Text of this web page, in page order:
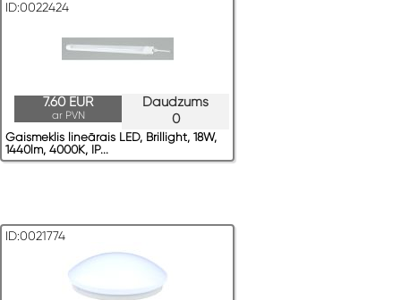
ID:0022424
Daudzums
0
7.60 EUR
ar PVN
Gaismeklis lineārais LED, Brillight, 18W,
1440lm, 4000K, IP...
ID:0021774